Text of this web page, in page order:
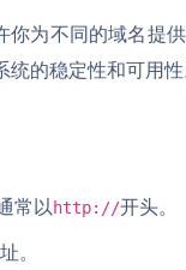
你为不同的域名
统的稳定性和可用
常以http://开头。
。